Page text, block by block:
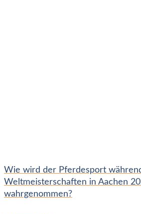
Wie wird der Pferdesport
Weltmeisterschaften in Aachen
wahrgenommen?